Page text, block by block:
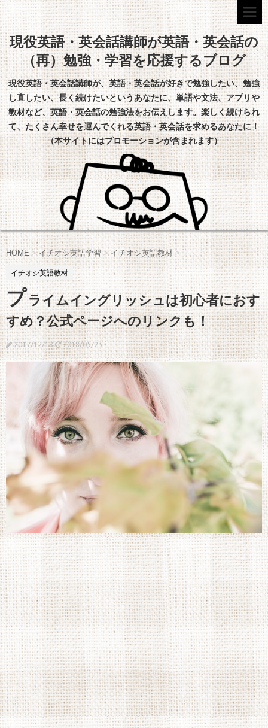
現役英語・英会話講師が英語・英会話の
（再）勉強・学習を応援するブログ
現役英語・英会話講師が、英語・英会話が好きで勉強したい、勉強
し直したい、長く続けたいというあなたに、単語や文法、アプリや
教材など、英語・英会話の勉強法をお伝えします。楽しく続けられ
て、たくさん幸せを運んでくれる英語・英会話を求めるあなたに！
（本サイトにはプロモーションが含まれます）
HOME >イチオシ英語学習 >イチオシ英語教材 >
イチオシ英語教材
プ ライムイングリッシュは初心者におす
すめ？公式ページへのリンクも！
2017/12/18 2018/05/23